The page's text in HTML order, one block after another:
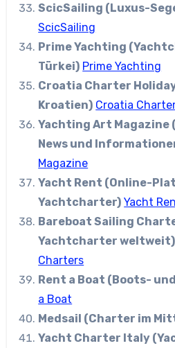
ScicSailing (Luxus-
ScicSailing
Prime Yachting
Türkei) Prime Yachting
Croatia Charter
Kroatien) Croatia
Yachting Art
News und
Magazine
Yacht Rent (Online-
Yachtcharter) Yacht
Bareboat Sailing
Yachtcharter weltweit)
Charters
Rent a Boat (Boots-
a Boat
Medsail (Charter im
Yacht Charter Italy